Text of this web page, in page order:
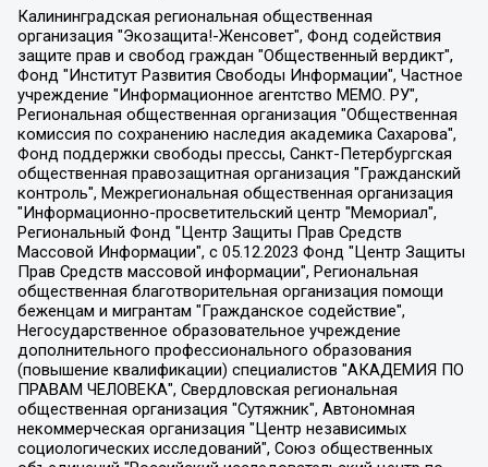
Калининградская региональная общественная организация "Экозащита!-Женсовет", Фонд содействия защите прав и свобод граждан "Общественный вердикт", Фонд "Институт Развития Свободы Информации", Частное учреждение "Информационное агентство МЕМО. РУ", Региональная общественная организация "Общественная комиссия по сохранению наследия академика Сахарова", Фонд поддержки свободы прессы, Санкт-Петербургская общественная правозащитная организация "Гражданский контроль", Межрегиональная общественная организация "Информационно-просветительский центр "Мемориал", Региональный Фонд "Центр Защиты Прав Средств Массовой Информации", с 05.12.2023 Фонд "Центр Защиты Прав Средств массовой информации", Региональная общественная благотворительная организация помощи беженцам и мигрантам "Гражданское содействие", Негосударственное образовательное учреждение дополнительного профессионального образования (повышение квалификации) специалистов "АКАДЕМИЯ ПО ПРАВАМ ЧЕЛОВЕКА", Свердловская региональная общественная организация "Сутяжник", Автономная некоммерческая организация "Центр независимых социологических исследований", Союз общественных объединений "Российский исследовательский центр по правам человека", Региональное общественное учреждение научно-информационный центр "МЕМОРИАЛ", Некоммерческая организация "Фонд защиты гласности", Автономная некоммерческая организация "Институт прав человека", Городская общественная организация "Екатеринбургское общество "МЕМОРИАЛ", Городская общественная организация "Рязанское историко-просветительское и правозащитное общество "Мемориал" (Рязанский Мемориал), Челябинский региональный орган общественной самодеятельности – женское общественное объединение "Женщины Евразии", Челябинский региональный орган общественной самодеятельности "Уральская правозащитная группа", Фонд содействия защите здоровья и социальной справедливости имени Андрея Рылькова, Автономная Некоммерческая Организация "Аналитический Центр Юрия Левады", Автономная некоммерческая организация социальной поддержки населения "Проект Апрель", Региональная общественная организация помощи женщинам и детям, находящимся в кризисной ситуации "Информационно-методический центр "Анна", Фонд содействия развитию массовых коммуникаций и правовому просвещению "Так-так-Так", Фонд содействия устойчивому развитию "Серебряная тайга", Свердловский региональный общественный фонд социальных проектов "Новое время", "Idel.Реалии", Кавказ.Реалии, Крым.Реалии, Телеканал Настоящее Время, Татаро-башкирская служба Радио Свобода (Azatliq Radiosi), Радио Свободная Европа/Радио Свобода (PCE/PC), "Сибирь.Реалии", "Фактограф", Благотворительный фонд помощи осужденным и их семьям, Автономная некоммерческая организация "Институт глобализации и социальных движений", Фонд "В защиту прав заключенных", Частное учреждение "Центр поддержки и содействия развитию средств массовой информации", Пензенский региональный общественный благотворительный фонд "Гражданский союз", "Север.Реалии", Некоммерческая организация Фонд "Правовая инициатива", Общество с ограниченной ответственностью "Радио Свободная Европа/Радио Свобода", Чешское информационное агентство "MEDIUM-ORIENT", Красноярская региональная общественная организация "Мы против СПИДа", Камалягин Денис Николаевич, Маркелов Сергей Евгеньевич, Пономарев Лев Александрович, Савицкая Людмила Алексеевна, Автономная некоммерческая организация "Центр по работе с проблемой насилия "НАСИЛИЮ.НЕТ", Межрегиональный профессиональный союз работников здравоохранения "Альянс врачей", Юридическое лицо, зарегистрированное в Латвийской Республике, SIA "Medusa Project" (регистрационный номер 40103797863, дата регистрации 10.06.2014), Некоммерческая организация "Фонд по борьбе с коррупцией", Автономная некоммерческая организация "Институт права и публичной политики", Баданин Роман Сергеевич, Гликин Максим Александрович, Железнова Мария Михайловна, Лукьянова Юлия Сергеевна, Маетная Елизавета Витальевна, Маняхин Петр Борисович, Чуракова Ольга Владимировна, Ярош Юлия Петровна, Юридическое лицо "The Insider SIA", зарегистрированное в Риге, Латвийская Республика (дата регистрации 26.06.2015), являющееся администратором доменного имени интернет-издания "The Insider SIA", https://theins.ru, Постернак Алексей Евгеньевич, Рубин Михаил Аркадьевич, Анин Роман Александрович, Юридическое лицо Istories fonds, зарегистрированное в Латвийской Республике (регистрационный номер 50008295751, дата регистрации 24.02.2020), Великовский Дмитрий Александрович, Долинина Ирина Николаевна, Мароховская Алеся Алексеевна, Шлейнов Роман Юрьевич, Шмагун Олеся Валентиновна, Общество с ограниченной ответственностью "Альтаир 2021", Общество с ограниченной ответственностью "Вега 2021", Общество с ограниченной ответственностью "Главный редактор 2021", Общество с ограниченной ответственностью "Ромашки монолит", Важенков Артем Валерьевич, Ивановская областная общественная организация "Центр гендерных исследований", Гурман Юрий Альбертович, Медиапроект "ОВД-Инфо", Егоров Владимир Владимирович, Жилинский Владимир Александрович, Общество с ограниченной ответственностью "ЗП", Иванова София Юрьевна, Карезина Инна Павловна, Кильтау Екатерина Викторовна, Петров Алексей Викторович, Пискунов Сергей Евгеньевич, Смирнов Сергей Сергеевич, Тихонов Михаил Сергеевич, Общество с ограниченной ответственностью "ЖУРНАЛИСТ-ИНОСТРАННЫЙ АГЕНТ", Арапова Галина Юрьевна, Вольтская Татьяна Анатольевна, Американская компания "Mason G.E.S. Anonymous Foundation" (США), являющаяся владельцем интернет-издания https://mnews.world/, Компания "Stichting Bellingcat", зарегистрированная в Нидерландах (дата регистрации 11.07.2018), Захаров Андрей Вячеславович, Клепиковская Екатерина Дмитриевна, Общество с ограниченной ответственностью "МЕМО", Перл Роман Александрович, Симонов Евгений Алексеевич, Соловьева Елена Анатольевна, Сотников Даниил Владимирович, Сурначева Елизавета Дмитриевна, Автономная некоммерческая организация по защите прав человека и информированию населения "Якутия – Наше Мнение", Общество с ограниченной ответственностью "Москоу диджитал медиа", с 26.01.2023 Общество с ограниченной ответственностью "Чайка Белые сады", Ветошкина Валерия Валерьевна, Заговора Максим Александрович, Межрегиональное общественное движение "Российская ЛГБТ - сеть", Оленичев Максим Владимирович, Павлов Иван Юрьевич, Скворцова Елена Сергеевна, Общество с ограниченной ответственностью "Как бы инагент", Кочетков Игорь Викторович, Общество с ограниченной ответственностью "Честные выборы", Еланчик Олег Александрович, Общество с ограниченной ответственностью "Нобелевский призыв", Гималова Регина Эмилевна, Григорьев Андрей Валерьевич, Григорьева Алина Александровна, Ассоциация по содействию защите прав призывников, альтернативнослужащих и военнослужащих "Правозащитная группа "Гражданин.Армия.Право", Хисамова Регина Фаритовна, Автономная некоммерческая организация по реализации социально-правовых программ "Лилит", Дальневосточное общественное движение "Маяк", Санкт-Петербургская ЛГБТ-инициативная группа "Выход", Инициативная группа ЛГБТ+ "Реверс", Алексеев Андрей Викторович, Бекбулатова Таисия Львовна, Беляев Иван Михайлович, Владыкина Елена Сергеевна, Гельман Марат Александрович, Никульшина Вероника Юрьевна, Толоконникова Надежда Андреевна, Шендерович Виктор Анатольевич, Общество с ограниченной ответственностью "Данное сообщение", Общество с ограниченной ответственностью Издательский дом "Новая глава", Айнбиндер Александра Александровна, Московский комьюнити-центр для ЛГБТ+инициатив, Благотворительный фонд развития филантропии, Deutsche Welle (Германия, Kurt-Schumacher-Strasse 3, 53113 Bonn), Борзунова Мария Михайловна, Воробьев Виктор Викторович, Голубева Анна Львовна, Константинова Алла Михайловна, Малкова Ирина Владимировна, Мурадов Мурад Абдулгалимович, Осетинская Елизавета Николаевна, Понасенков Евгений Николаевич, Ганапольский Матвей Юрьевич, Киселев Евгений Алексеевич, Борухович Ирина Григорьевна, Дремин Иван Тимофеевич, Дубровский Дмитрий Викторович, Красноярская региональная общественная организация поддержки и развития альтернативных образовательных технологий и межкультурных коммуникаций "ИНТЕРРА", Маяковская Екатерина Алексеевна, Фейгин Марк Захарович, Филимонов Андрей Викторович, Дзугкоева Регина Николаевна, Доброхотов Роман Александрович, Дудь Юрий Александрович, Елкин Сергей Владимирович, Кругликов Кирилл Игоревич, Сабунаева Мария Леонидовна, Семенов Алексей Владимирович, Шаинян Карен Багратович, Шульман Екатерина Михайловна, Асафьев Артур Валерьевич, Вахштайн Виктор Семенович, Венедиктов Алексей Алексеевич, Лушникова Екатерина Евгеньевна, Волков Леонид Михайлович, Невзоров Александр Глебович, Пархоменко Сергей Борисович, Сироткин Ярослав Николаевич, Кара-Мурза Владимир Владимирович, Баранова Наталья Владимировна, Гозман Леонид Яковлевич, Кагарлицкий Борис Юльевич, Климарев Михаил Валерьевич, Милов Владимир Станиславович, Автономная некоммерческая организация Краснодарский центр современного искусства "Типография", Моргенштерн Алишер Тагирович, Соболь Любовь Эдуардовна, Общество с ограниченной ответственностью "ЛИЗА НОРМ", Каспаров Гарри Кимович, Ходорковский Михаил Борисович, Общество с ограниченной ответственностью "Апрельские тезисы", Данилович Ирина Брониславовна, Кашин Олег Владимирович, Петров Николай Владимирович, Пивоваров Алексей Владимирович, Соколов Михаил Владимирович, Цветкова Юлия Владимировна, Чичваркин Евгений Александрович, Комитет против пыток/Команда против пыток, Общество с ограниченной ответственностью "Первый научный", Общество с ограниченной ответственностью "Вертолет и ко", Белоцерковская Вероника Борисовна, Кац Максим Евгеньевич, Лазарева Татьяна Юрьевна, Шаведдинов Руслан Табризович, Яшин Илья Валерьевич, Общество с ограниченной ответственностью "Иноагент ААВ", Алешковский Дмитрий Петрович, Альбац Евгения Марковна, Быков Дмитрий Львович, Галямина Юлия Евгеньевна, Лойко Сергей Леонидович, Мартынов Кирилл Константинович, Медведев Сергей Александрович, Крашенинников Федор Геннадиевич, Гордеева Катерина Вл